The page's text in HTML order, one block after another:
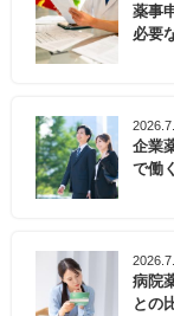
薬事
必要
企業
で働
病院
との